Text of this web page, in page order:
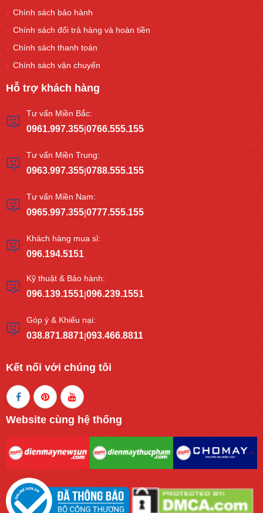
Chính sách bảo hành
Chính sách đổi trả hàng và hoàn tiền
Chính sách thanh toán
Chính sách vận chuyển
Hỗ trợ khách hàng
Tư vấn Miền Bắc:
0961.997.355|0766.555.155
Tư vấn Miền Trung:
0963.997.355|0788.555.155
Tư vấn Miền Nam:
0965.997.355|0777.555.155
Khách hàng mua sỉ:
096.194.5151
Kỹ thuật & Bảo hành:
096.139.1551|096.239.1551
Góp ý & Khiếu nại:
038.871.8871|093.466.8811
Kết nối với chúng tôi
Website cùng hệ thống